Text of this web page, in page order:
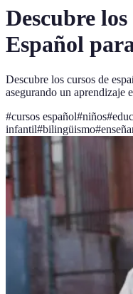
Descubre
Español
Descubre los cursos de
asegurando un aprendizaje
#cursos español#niños#
infantil#bilingüismo#